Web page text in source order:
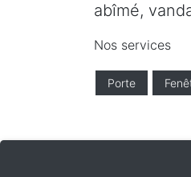
abîmé,
Nos services
Porte